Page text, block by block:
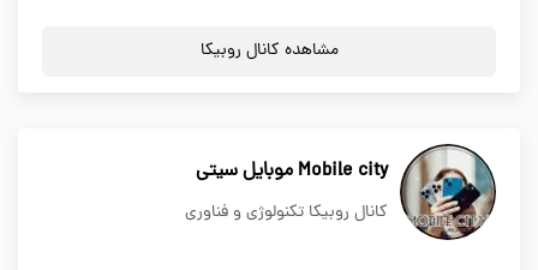
مشاهده کانال روبیکا
Mobile city موبایل سیتی
کانال روبیکا تکنولوژی و فناوری